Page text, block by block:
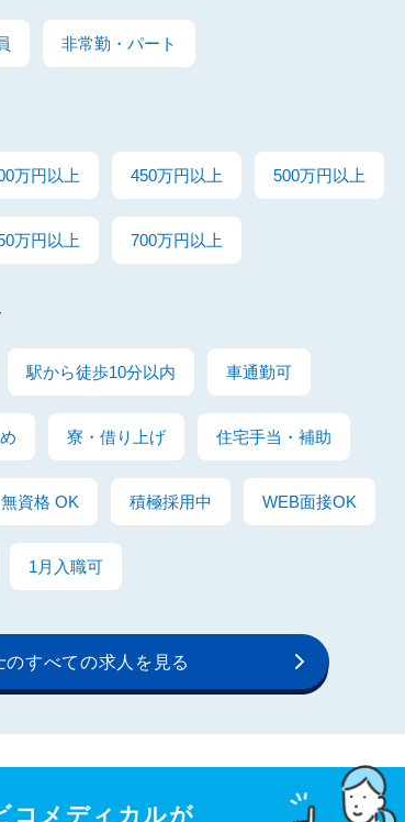
非常勤・パート
万円以上 450万円以上 500万円以上
万円以上 700万円以上
駅から徒歩10分以内 車通勤可
寮・借り上げ 住宅手当・補助
無資格 OK 積極採用中 WEB面接OK
1月入職可
のすべての求人を見る
コメディカルが